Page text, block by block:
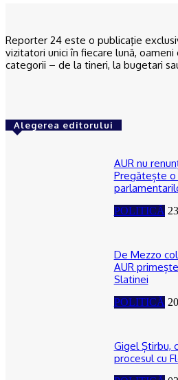
Reporter 24 este o publicaţie
vizitatori unici în fiecare lună,
categorii – de la tineri, la bugetari
Alegerea editorului
AUR nu
Pregătește
POLITICĂ
De Mezzo
AUR
Slatinei
POLITICĂ
Gigel Știrbu,
procesul cu